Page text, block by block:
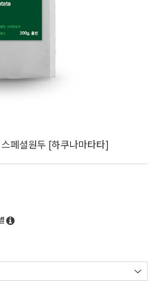
페셜원두 [하쿠나마타타]